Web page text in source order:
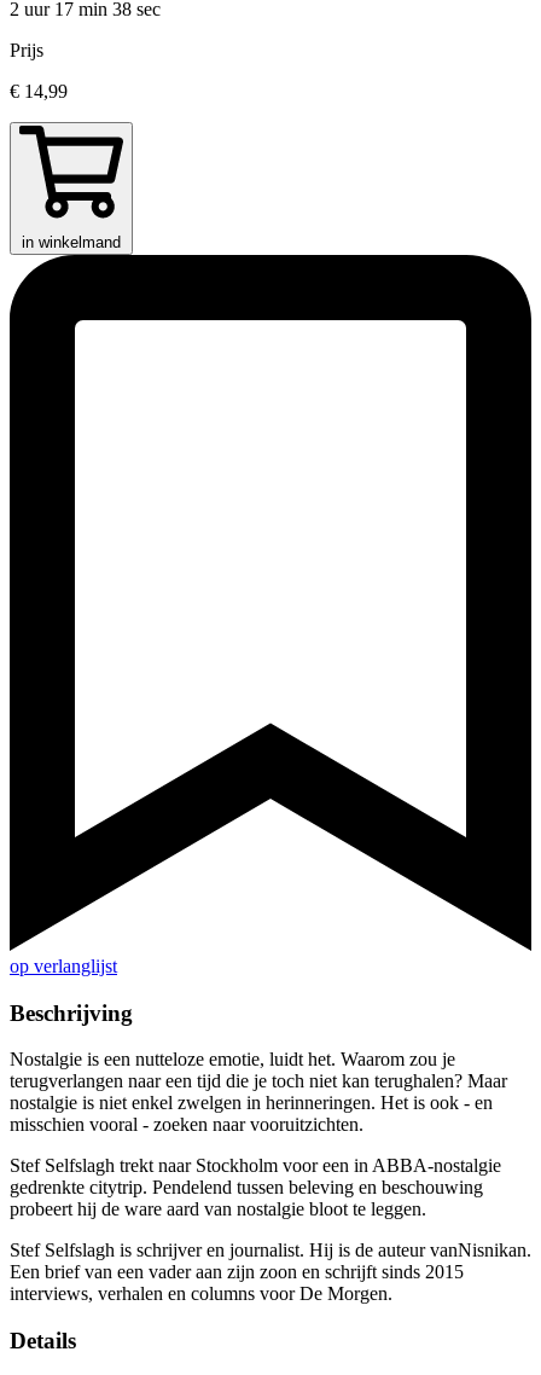
2 uur 17 min 38 sec
Prijs
€ 14,99
in winkelmand
op verlanglijst
Beschrijving
Nostalgie is een nutteloze emotie, luidt het. Waarom zou je
terugverlangen naar een tijd die je toch niet kan terughalen? Maar
nostalgie is niet enkel zwelgen in herinneringen. Het is ook - en
misschien vooral - zoeken naar vooruitzichten.
Stef Selfslagh trekt naar Stockholm voor een in ABBA-nostalgie
gedrenkte citytrip. Pendelend tussen beleving en beschouwing
probeert hij de ware aard van nostalgie bloot te leggen.
Stef Selfslagh is schrijver en journalist. Hij is de auteur vanNisnikan.
Een brief van een vader aan zijn zoon en schrijft sinds 2015
interviews, verhalen en columns voor De Morgen.
Details